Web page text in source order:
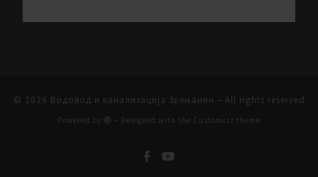
© 2026 Водовод и канализација Зрењанин – All rights reserved
Powered by – Designed with the Customizr theme